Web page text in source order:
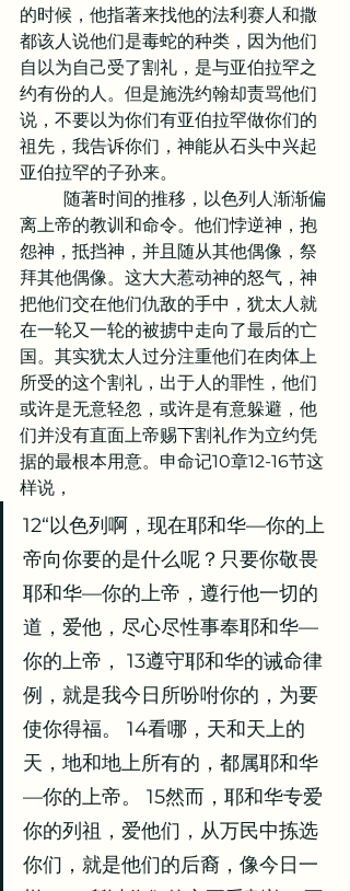
的时候，他指著来找他的法利赛人和撒
都该人说他们是毒蛇的种类，因为他们
自以为自己受了割礼，是与亚伯拉罕之
约有份的人。但是施洗约翰却责骂他们
说，不要以为你们有亚伯拉罕做你们的
祖先，我告诉你们，神能从石头中兴起
亚伯拉罕的子孙来。
离上帝的教训和命令。他们悖逆神，抱
怨神，抵挡神，并且随从其他偶像，祭
拜其他偶像。这大大惹动神的怒气，神
把他们交在他们仇敌的手中，犹太人就
在一轮又一轮的被掳中走向了最后的亡
国。其实犹太人过分注重他们在肉体上
所受的这个割礼，出于人的罪性，他们
或许是无意轻忽，或许是有意躲避，他
们并没有直面上帝赐下割礼作为立约凭
据的最根本用意。申命记10章12-16节这
样说，
12“以色列啊，现在耶和华—你的上
帝向你要的是什么呢？只要你敬畏
耶和华—你的上帝，遵行他一切的
道，爱他，尽心尽性事奉耶和华—
你的上帝， 13遵守耶和华的诫命律
例，就是我今日所吩咐你的，为要
使你得福。 14看哪，天和天上的
天，地和地上所有的，都属耶和华
—你的上帝。 15然而，耶和华专爱
你的列祖，爱他们，从万民中拣选
你们，就是他们的后裔，像今日一